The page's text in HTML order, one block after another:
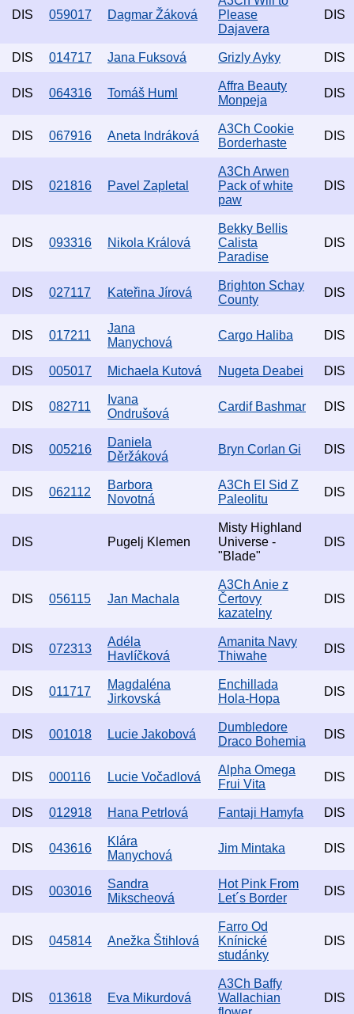
DIS 059017 Dagmar Žáková
Please
Dajavera
DIS
DIS 014717 Jana Fuksová Grizly Ayky DIS
DIS 064316 Tomáš Huml
Affra Beauty
Monpeja
DIS
DIS 067916 Aneta Indráková
A3Ch Cookie
Borderhaste
DIS
DIS 021816 Pavel Zapletal
A3Ch Arwen
Pack of white
paw
DIS
DIS 093316 Nikola Králová
Bekky Bellis
Calista
Paradise
DIS
DIS 027117 Kateřina Jírová
Brighton Schay
County
DIS
DIS 017211
Jana
Manychová
Cargo Haliba DIS
DIS 005017 Michaela Kutová Nugeta Deabei DIS
DIS 082711
Ivana
Ondrušová
Cardif Bashmar DIS
DIS 005216
Daniela
Děržáková
Bryn Corlan Gi DIS
DIS 062112
Barbora
Novotná
A3Ch El Sid Z
Paleolitu
DIS
DIS Pugelj Klemen
Misty Highland
Universe -
"Blade"
DIS
DIS 056115 Jan Machala
A3Ch Anie z
Čertovy
kazatelny
DIS
DIS 072313
Adéla
Havlíčková
Amanita Navy
Thiwahe
DIS
DIS 011717
Magdaléna
Jirkovská
Enchillada
Hola-Hopa
DIS
DIS 001018 Lucie Jakobová
Dumbledore
Draco Bohemia
DIS
DIS 000116 Lucie Vočadlová
Alpha Omega
Frui Vita
DIS
DIS 012918 Hana Petrlová Fantaji Hamyfa DIS
DIS 043616
Klára
Manychová
Jim Mintaka DIS
DIS 003016
Sandra
Mikscheová
Hot Pink From
Let´s Border
DIS
DIS 045814 Anežka Štihlová
Farro Od
Knínické
studánky
DIS
DIS 013618 Eva Mikurdová
A3Ch Baffy
Wallachian
DIS